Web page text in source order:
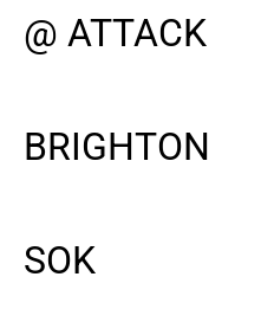
@ ATTACK
BRIGHTON
SOK